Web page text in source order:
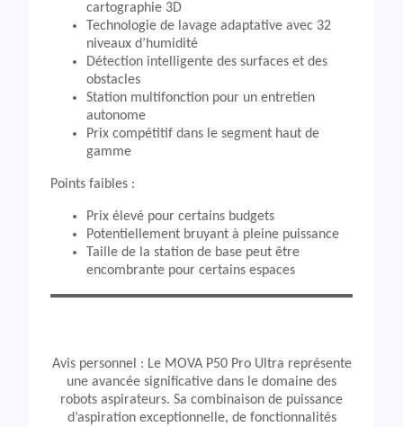
cartographie 3D
Technologie de lavage adaptative avec 32
niveaux d’humidité
Détection intelligente des surfaces et des
obstacles
Station multifonction pour un entretien
autonome
Prix compétitif dans le segment haut de
gamme
Points faibles :
Prix élevé pour certains budgets
Potentiellement bruyant à pleine puissance
Taille de la station de base peut être
encombrante pour certains espaces
Avis personnel : Le MOVA P50 Pro Ultra représente
une avancée significative dans le domaine des
robots aspirateurs. Sa combinaison de puissance
d’aspiration exceptionnelle, de fonctionnalités